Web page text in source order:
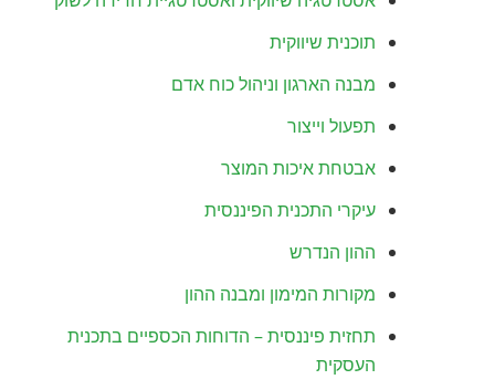
תוכנית שיווקית
מבנה הארגון וניהול כוח אדם
תפעול וייצור
אבטחת איכות המוצר
עיקרי התכנית הפיננסית
ההון הנדרש
מקורות המימון ומבנה ההון
תחזית פיננסית – הדוחות הכספיים בתכנית
העסקית